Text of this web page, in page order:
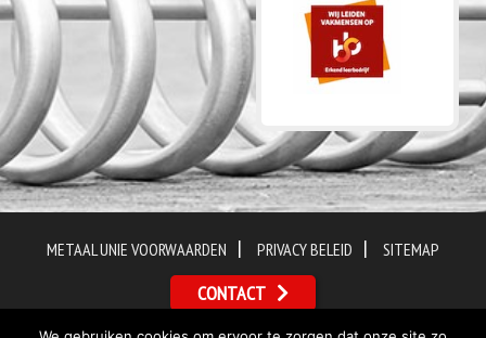
METAAL UNIE VOORWAARDEN | PRIVACY BELEID | SITEMAP
CONTACT